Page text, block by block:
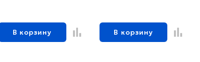
В корзину В корзину